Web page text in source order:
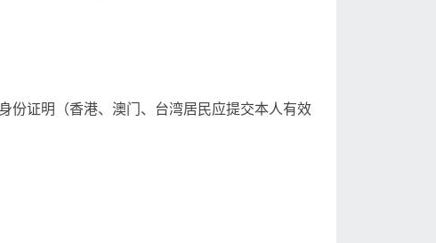
份证明（香港、澳门、台湾居民应提交本人有效